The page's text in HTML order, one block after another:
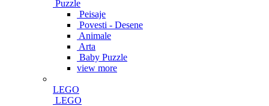
Puzzle
Peisaje
Povesti - Desene
Animale
Arta
Baby Puzzle
view more
LEGO
LEGO